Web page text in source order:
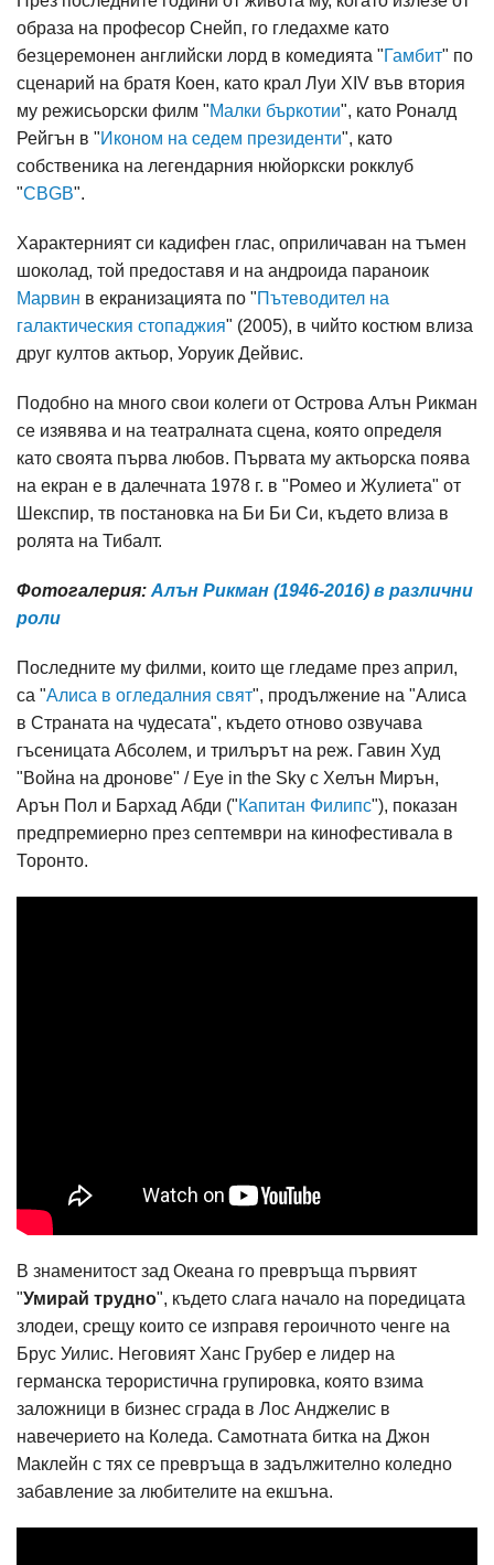
образа на професор Снейп, го гледахме като
безцеремонен английски лорд в комедията "Гамбит" по
сценарий на братя Коен, като крал Луи XIV във втория
му режисьорски филм "Малки бъркотии", като Роналд
Рейгън в "Иконом на седем президенти", като
собственика на легендарния нюйоркски рокклуб
"CBGB".
Характерният си кадифен глас, оприличаван на тъмен
шоколад, той предоставя и на андроида параноик
Марвин в екранизацията по "Пътеводител на
галактическия стопаджия" (2005), в чийто костюм влиза
друг култов актьор, Уоруик Дейвис.
Подобно на много свои колеги от Острова Алън Рикман
се изявява и на театралната сцена, която определя
като своята първа любов. Първата му актьорска поява
на екран е в далечната 1978 г. в "Ромео и Жулиета" от
Шекспир, тв постановка на Би Би Си, където влиза в
ролята на Тибалт.
Фотогалерия: Алън Рикман (1946-2016) в различни
роли
Последните му филми, които ще гледаме през април,
са "Алиса в огледалния свят", продължение на "Алиса
в Страната на чудесата", където отново озвучава
гъсеницата Абсолем, и трилърът на реж. Гавин Худ
"Война на дронове" / Eye in the Sky с Хелън Мирън,
Арън Пол и Бархад Абди ("Капитан Филипс"), показан
предпремиерно през септември на кинофестивала в
Торонто.
В знаменитост зад Океана го превръща първият
"Умирай трудно", където слага начало на поредицата
злодеи, срещу които се изправя героичното ченге на
Брус Уилис. Неговият Ханс Грубер е лидер на
германска терористична групировка, която взима
заложници в бизнес сграда в Лос Анджелис в
навечерието на Коледа. Самотната битка на Джон
Маклейн с тях се превръща в задължително коледно
забавление за любителите на екшъна.